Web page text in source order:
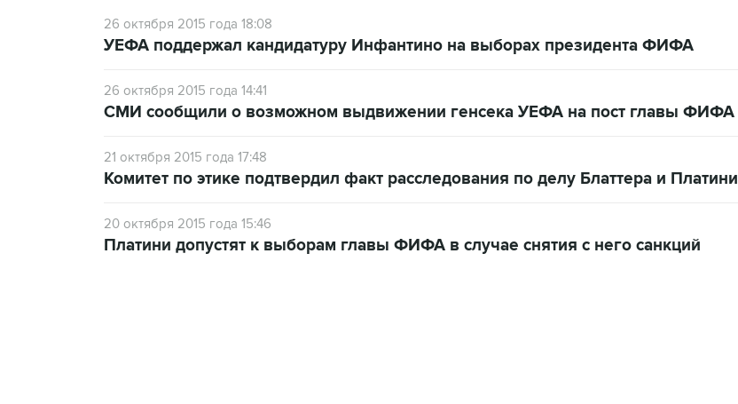
26 октября 2015 года 18:08
УЕФА поддержал кандидатуру Инфантино на выборах президента ФИФА
26 октября 2015 года 14:41
СМИ сообщили о возможном выдвижении генсека УЕФА на пост главы ФИФА
21 октября 2015 года 17:48
Комитет по этике подтвердил факт расследования по делу Блаттера и Платини
20 октября 2015 года 15:46
Платини допустят к выборам главы ФИФА в случае снятия с него санкций